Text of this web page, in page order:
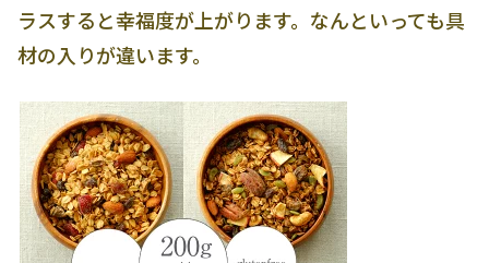
ラスすると幸福度が上がります。なんといっても具
材の入りが違います。